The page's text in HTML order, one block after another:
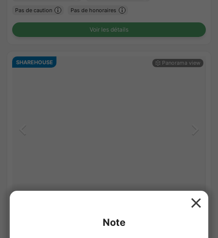
Pas de caution Pas de honoraires
Voir les détails
SHAREHOUSE
Non Vacant